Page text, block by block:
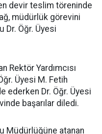
devir teslim töreninde
müdürlük görevini
Dr. Öğr. Üyesi
Rektör Yardımcısı
Üyesi M. Fetih
ederken Dr. Öğr. Üyesi
başarılar diledi.
Müdürlüğüne atanan